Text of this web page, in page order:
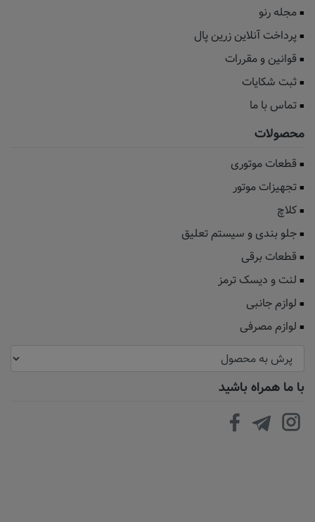
مجله رنو
پرداخت آنلاین زرین پال
قوانین و مقررات
ثبت شکایات
تماس با ما
محصولات
قطعات موتوری
تجهیزات موتور
کلاچ
جلو بندی و سیستم تعلیق
قطعات برقی
لنت و دیسک ترمز
لوازم جانبی
لوازم مصرفی
با ما همراه باشید